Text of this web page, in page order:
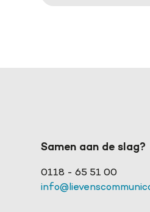
Samen aan de slag?
0118 - 65 51 00